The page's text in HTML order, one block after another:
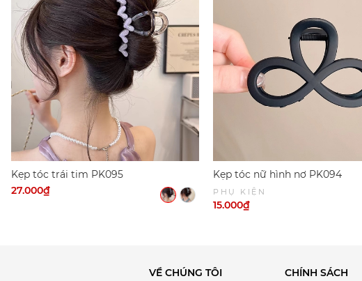
Kẹp tóc trái tim PK095
27.000₫
Kẹp tóc nữ hình nơ PK094
PHỤ KIỆN
15.000₫
VỀ CHÚNG TÔI CHÍNH SÁCH